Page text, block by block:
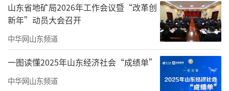
为保障课题研究落地生根、开花结果，学
校高度重视，精心谋划。成立了由校领导班子
牵头、骨干教师具体负责的课题专项研讨小
山东省地矿局2026年工作会议暨“改革创
新年”动员大会召开
中华网山东频道
一图读懂2025年山东经济社会“成绩单”
中华网山东频道